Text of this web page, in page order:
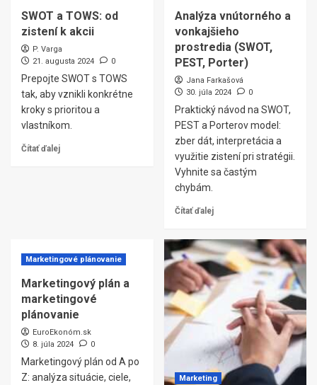
SWOT a TOWS: od
zistení k akcii
P. Varga
21. augusta 2024
0
Prepojte SWOT s TOWS
tak, aby vznikli konkrétne
kroky s prioritou a
vlastníkom.
Čítať ďalej
Analýza vnútorného a
vonkajšieho
prostredia (SWOT,
PEST, Porter)
Jana Farkašová
30. júla 2024
0
Praktický návod na SWOT,
PEST a Porterov model:
zber dát, interpretácia a
využitie zistení pri stratégii.
Vyhnite sa častým
chybám.
Čítať ďalej
Marketingové plánovanie
Marketingový plán a
marketingové
plánovanie
EuroEkonóm.sk
8. júla 2024
0
Marketingový plán od A po
Z: analýza situácie, ciele,
Marketing